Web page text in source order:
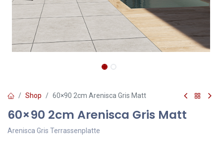
Shop 60×90 2cm Arenisca Gris Matt
60×90 2cm Arenisca Gris Matt
Arenisca Gris Terrassenplatte